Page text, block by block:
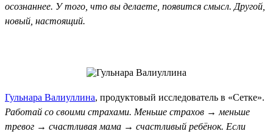
осознаннее. У того, что вы делаете, появится смысл. Другой,
новый, настоящий.
Гульнара Валиуллина, продуктовый исследователь в «Сетке».
Работай со своими страхами. Меньше страхов → меньше
тревог → счастливая мама → счастливый ребёнок. Если